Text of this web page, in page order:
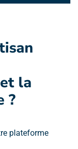
la
?
plateforme